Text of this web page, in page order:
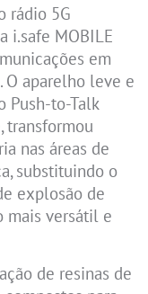
rádio 5G
i.safe MOBILE
em
O aparelho leve e
Push-to-Talk
transformou
nas áreas de
substituindo o
explosão de
mais versátil e
de resinas de